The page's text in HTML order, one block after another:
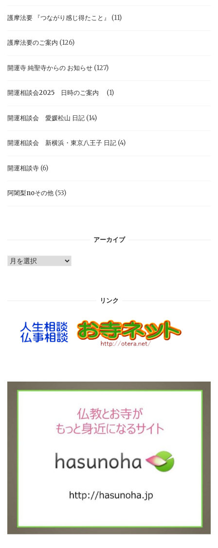
護摩法要 『つながり感じ得たこと』 (11)
護摩法要のご案内 (126)
開運寺 純聖寺からの お知らせ (127)
開運相談会2025 日時のご案内 (1)
開運相談会 愛媛松山 日記 (14)
開運相談会 新横浜・東京八王子 日記 (4)
開運相談寺 (6)
阿闍梨noその他 (53)
アーカイブ
ア
リンク